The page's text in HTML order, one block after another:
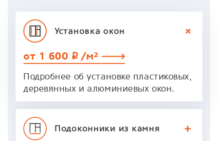
Установкаокон
от 1 600 p /м²
Подробнее об установке пластиковых,
деревянных и алюминиевых окон.
Подоконники из камня